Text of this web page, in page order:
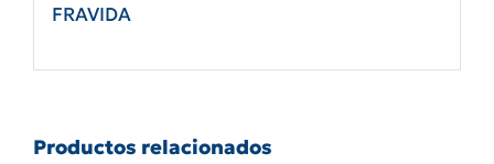
FRAVIDA
Productos relacionados